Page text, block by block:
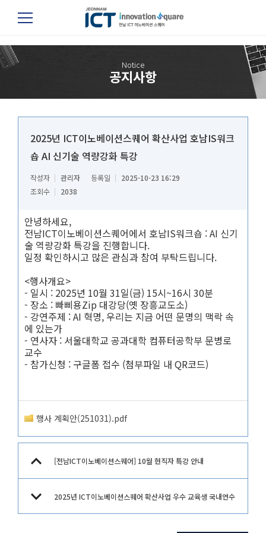
Notice
공지사항
2025년 ICT이노베이션스퀘어 확산사업 호남IS워크
숍 AI 신기술 역량강화 특강
작성자 관리자 등록일
2025-10-23 16:29
조회수
2038
안녕하세요,
전남ICT이노베이션스퀘어에서 호남IS워크숍 : AI 신기
술 역량강화 특강을 진행합니다.
일정 확인하시고 많은 관심과 참여 부탁드립니다.
<행사개요>
- 일시 : 2025년 10월 31일(금) 15시~16시 30분
- 장소 : 빠삐용Zip 대강당(옛 장흥교도소)
- 강연주제 : AI 혁명, 우리는 지금 어떤 문명의 맥락 속
에 있는가
- 연사자 : 서울대학교 공과대학 컴퓨터공학부 문병로
교수
- 참가신청 : 구글폼 접수 (첨부파일 내 QR코드)
행사 계획안(251031).pdf
[전남ICT이노베이션스퀘어] 10월 현직자 특강 안내
2025년 ICT이노베이션스퀘어 확산사업 우수 교육생 국내연수